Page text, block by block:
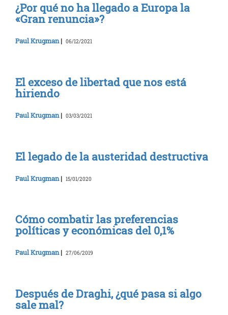
¿Por qué no ha llegado a Europa la
«Gran renuncia»?
Paul Krugman| 06/12/2021
El exceso de libertad que nos está
hiriendo
Paul Krugman| 03/03/2021
El legado de la austeridad destructiva
Paul Krugman| 15/01/2020
Cómo combatir las preferencias
políticas y económicas del 0,1%
Paul Krugman| 27/06/2019
Después de Draghi, ¿qué pasa si algo
sale mal?